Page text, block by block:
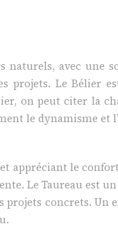
naturels, avec une
projets. Le Bélier
on peut citer la
le dynamisme et
appréciant le
Le Taureau est
concrets. Un